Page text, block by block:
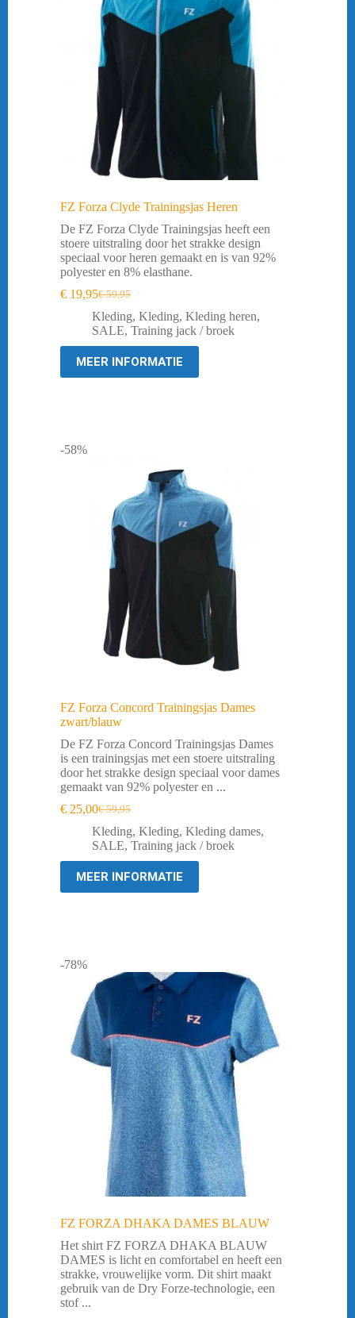
FZ Forza Clyde Trainingsjas Heren
De FZ Forza Clyde Trainingsjas heeft een
stoere uitstraling door het strakke design
speciaal voor heren gemaakt en is van 92%
polyester en 8% elasthane.
€59,95
Oorspronkelijke
prijs
was:
€ 59,95.
€ 19,95Huidige
prijs
is:
€ 19,95.
Kleding, Kleding, Kleding heren,
SALE, Training jack / broek
MEER INFORMATIE
-58%
FZ Forza Concord Trainingsjas Dames
zwart/blauw
De FZ Forza Concord Trainingsjas Dames
is een trainingsjas met een stoere uitstraling
door het strakke design speciaal voor dames
gemaakt van 92% polyester en ...
€59,95
Oorspronkelijke
prijs
was:
€ 59,95.
€ 25,00Huidige
prijs
is:
€ 25,00.
Kleding, Kleding, Kleding dames,
SALE, Training jack / broek
MEER INFORMATIE
-78%
FZ FORZA DHAKA DAMES BLAUW
Het shirt FZ FORZA DHAKA BLAUW
DAMES is licht en comfortabel en heeft een
strakke, vrouwelijke vorm. Dit shirt maakt
gebruik van de Dry Forze-technologie, een
stof ...